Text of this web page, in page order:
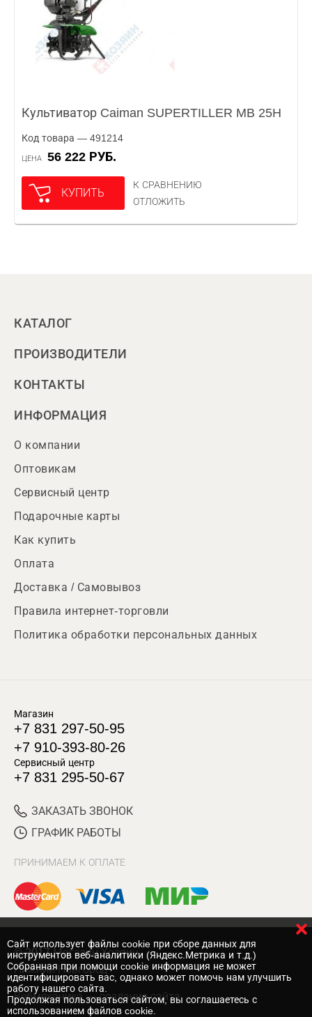
Культиватор Caiman SUPERTILLER MB 25H
Код товара — 491214
ЦЕНА 56 222 РУБ.
КУПИТЬ
К СРАВНЕНИЮ
ОТЛОЖИТЬ
КАТАЛОГ
ПРОИЗВОДИТЕЛИ
КОНТАКТЫ
ИНФОРМАЦИЯ
О компании
Оптовикам
Сервисный центр
Подарочные карты
Как купить
Оплата
Доставка / Самовывоз
Правила интернет-торговли
Политика обработки персональных данных
Магазин
+7 831 297-50-95
+7 910-393-80-26
Сервисный центр
+7 831 295-50-67
ЗАКАЗАТЬ ЗВОНОК
ГРАФИК РАБОТЫ
ПРИНИМАЕМ К ОПЛАТЕ
© 2017 Магазин Хозяин
Нижний Новгород
Вебмеханика — создание сайта
Cайт использует файлы cookie при сборе данных для
инструментов веб-аналитики (Яндекс.Метрика и т.д.)
Собранная при помощи cookie информация не может
идентифицировать вас, однако может помочь нам улучшить
работу нашего сайта.
Продолжая пользоваться сайтом, вы соглашаетесь с
использованием файлов cookie.